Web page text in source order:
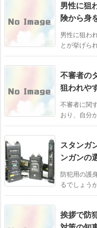
男性に狙
険から身
男性に狙わ
とが挙げら
不審者の
狙われや
不審者に関
おり、自分
スタンガ
ンガンの
防犯用の護
るでしょう
挨拶で防